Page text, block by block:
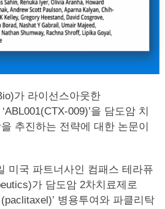
가 라이선스아웃한
009)’을 담도암 치
추진하는 전략에 대한 논문이
미국 파트너사인 컴패스 테라퓨
가 담도암 2차치료제로
병용투여와 파클리탁